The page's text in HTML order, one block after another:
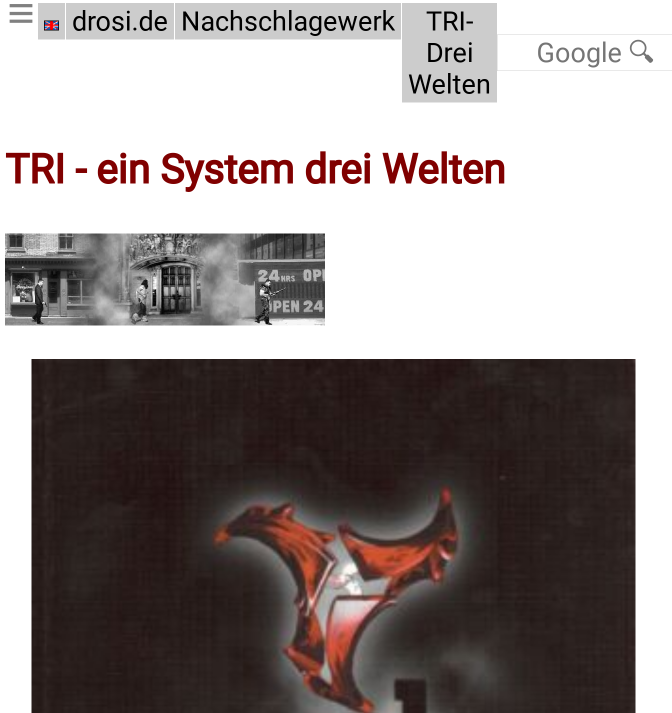
drosi.de Nachschlagewerk
TRI-
Drei
Welten
TRI - ein System drei Welten